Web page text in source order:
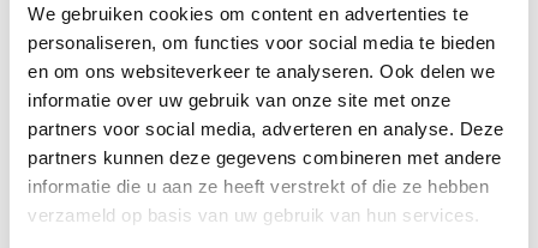
We gebruiken cookies om content en advertenties te
personaliseren, om functies voor social media te bieden
en om ons websiteverkeer te analyseren. Ook delen we
informatie over uw gebruik van onze site met onze
partners voor social media, adverteren en analyse. Deze
partners kunnen deze gegevens combineren met andere
informatie die u aan ze heeft verstrekt of die ze hebben
verzameld op basis van uw gebruik van hun services.
Snel naar
Meer informatie
Meer informatie